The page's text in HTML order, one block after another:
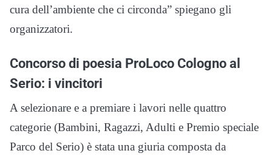
cura dell’ambiente che ci circonda” spiegano gli
organizzatori.
Concorso di poesia ProLoco Cologno al
Serio: i vincitori
A selezionare e a premiare i lavori nelle quattro
categorie (Bambini, Ragazzi, Adulti e Premio speciale
Parco del Serio) è stata una giuria composta da